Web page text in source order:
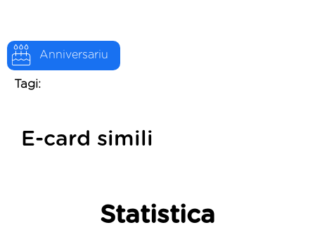
Anniversariu
Tagi:
E-card simili
Statistica